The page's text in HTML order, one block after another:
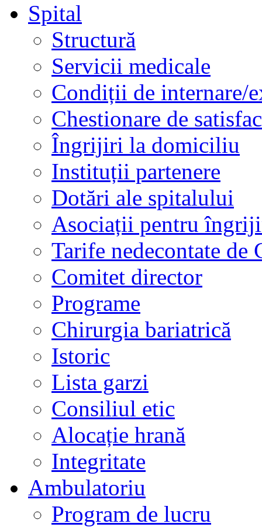
Spital
Structură
Servicii medicale
Condiții de internare/
Chestionare de
Îngrijiri la domiciliu
Instituții partenere
Dotări ale spitalului
Asociații pentru
Tarife nedecontate de
Comitet director
Programe
Chirurgia bariatrică
Istoric
Lista garzi
Consiliul etic
Alocație hrană
Integritate
Ambulatoriu
Program de lucru